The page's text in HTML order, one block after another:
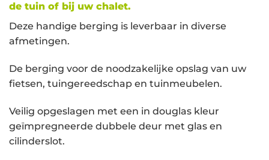
de tuin of bij uw chalet.
Deze handige berging is leverbaar in diverse
afmetingen.
De berging voor de noodzakelijke opslag van uw
fietsen, tuingereedschap en tuinmeubelen.
Veilig opgeslagen met een in douglas kleur
geïmpregneerde dubbele deur met glas en
cilinderslot.